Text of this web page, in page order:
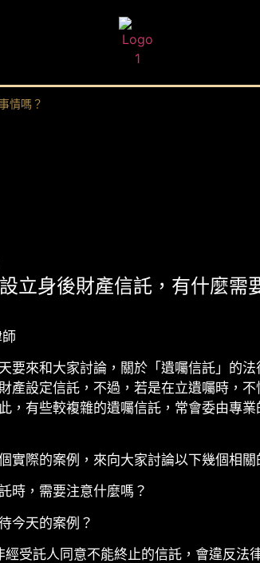
情嗎？
立身後財產信託，有什麼需
要來和大家討論，關於「遺囑信託」的
產設定信託，不過，若是在立遺囑時，
，有些較複雜的遺囑信託，常會委由專
實際的案例，來向大家討論以下幾個相關
時，需要注意什麼嗎？
今天的案例？
經受託人同意不能終止的信託，會違反法